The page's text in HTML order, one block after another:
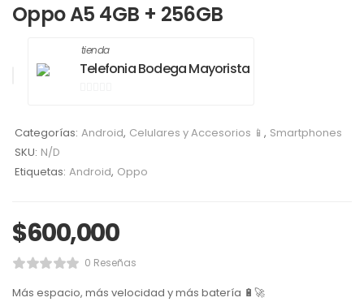
Oppo A5 4GB + 256GB
tienda
Telefonia Bodega Mayorista
5
Categorías: Android, Celulares y Accesorios 📱 , Smartphones
SKU: N/D
Etiquetas: Android, Oppo
$600,000
0 Reseñas
Más espacio, más velocidad y más batería 🔋🚀